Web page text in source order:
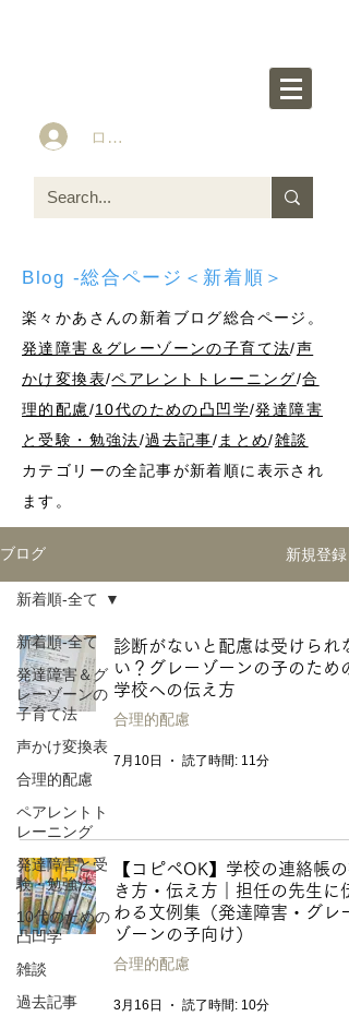
ログイン
Blog -総合ページ＜新着順＞
楽々かあさんの新着ブログ総合ページ。
発達障害＆グレーゾーンの子育て法/声
かけ変換表/ペアレントトレーニング/合
理的配慮/10代のための凸凹学/発達障害
と受験・勉強法/過去記事/ まとめ/雑談
カテゴリーの全記事が新着順に表示され
ます。
ブログ 新規登録
新着順-全て
発達障害＆グ
レーゾーンの
子育て法
声かけ変換表
合理的配慮
ペアレントト
レーニング
発達障害と受
験・勉強法
10代のための
凸凹学
雑談
過去記事
新着順-全て
診断がないと配慮は受けられな
い？グレーゾーンの子のための
学校への伝え方
合理的配慮
7月10日 読了時間: 11分
【コピペOK】学校の連絡帳の
き方・伝え方｜担任の先生に伝
わる文例集（発達障害・グレー
ゾーンの子向け）
合理的配慮
3月16日 読了時間: 10分